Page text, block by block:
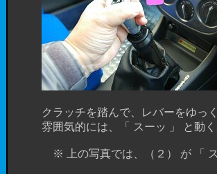
クラッチを踏んで、レバーをゆっく
雰囲気的には、「 スーッ 」 と動く
※ 上の写真では、（２） が 「 スー